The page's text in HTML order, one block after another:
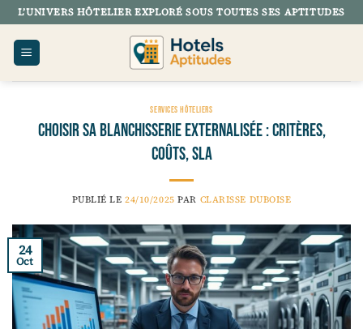
Passer
au
contenu
L’UNIVERS HÔTELIER EXPLORÉ SOUS TOUTES SES APTITUDES
SERVICES HÔTELIERS
Choisir sa blanchisserie externalisée : critères,
coûts, SLA
PUBLIÉ LE24/10/2025 PAR CLARISSE DUBOISE
24
Oct